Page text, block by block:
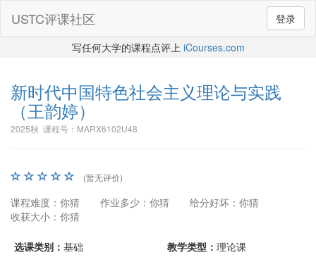
登录
USTC评课社区
写任何大学的课程点评上 iCourses.com
新时代中国特色社会主义理论与实践
（王韵婷）
2025秋 课程号：MARX6102U48
(暂无评价)
课程难度：你猜 作业多少：你猜
给分好坏：你猜
收获大小：你猜
选课类别： 基础 教学类型： 理论课